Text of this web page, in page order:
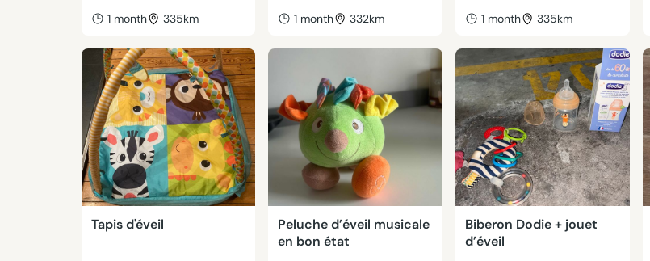
1 month 335km 1 month 332km 1 month 335km
Tapis d'éveil
Peluche d’éveil musicale
en bon état
Biberon Dodie + jouet
d’éveil